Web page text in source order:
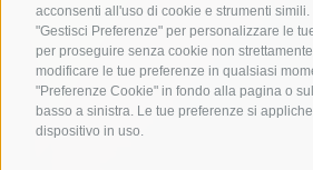
acconsenti all'uso di cookie e strumenti
"Gestisci Preferenze" per personalizzare le
per proseguire senza cookie non
modificare le tue preferenze in qualsiasi
"Preferenze Cookie" in fondo alla pagina o
basso a sinistra. Le tue preferenze si
dispositivo in uso.